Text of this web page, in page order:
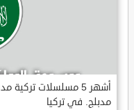
أشهر 5 مسلسلات
مدبلج. في تركيا